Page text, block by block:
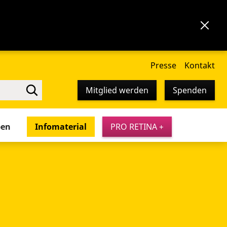
Presse Kontakt
Mitglied werden Spenden
Infomaterial PRO RETINA +